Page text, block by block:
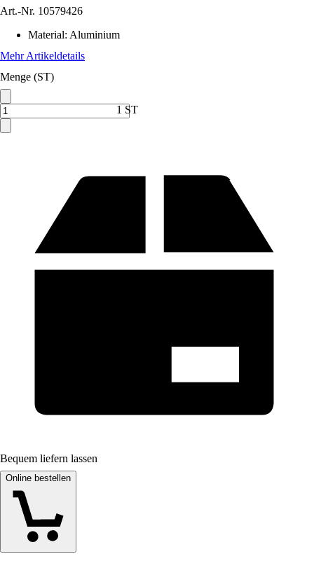
Art.-Nr. 10579426
Material: Aluminium
Mehr Artikeldetails
Menge (ST)
1 ST
Bequem liefern lassen
Online bestellen